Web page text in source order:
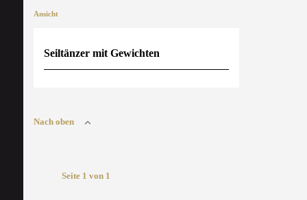
Ansicht
Seiltänzer mit Gewichten
Nach oben
Seite 1 von 1